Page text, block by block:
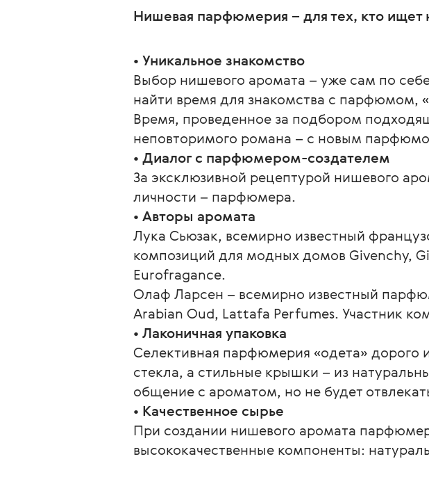
Нишевая парфюмерия – для тех, кто ищет
• Уникальное знакомство
Выбор нишевого аромата – уже сам по
найти время для знакомства с парфюмом,
Время, проведенное за подбором
неповторимого романа – с новым
• Диалог с парфюмером-создателем
За эксклюзивной рецептурой нишевого
личности – парфюмера.
• Авторы аромата
Лука Сьюзак, всемирно известный
композиций для модных домов Givenchy,
Eurofragance.
Олаф Ларсен – всемирно известный
Arabian Oud, Lattafa Perfumes. Участник
• Лаконичная упаковка
Селективная парфюмерия «одета» дорого
стекла, а стильные крышки – из
общение с ароматом, но не будет
• Качественное сырье
При создании нишевого аромата
высококачественные компоненты: